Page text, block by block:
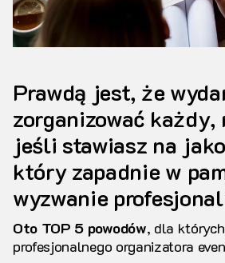
Prawdą jest, że
zorganizować każdy,
jeśli stawiasz na
który zapadnie w
wyzwanie
Oto TOP 5 powodów, dla
profesjonalnego organizatora